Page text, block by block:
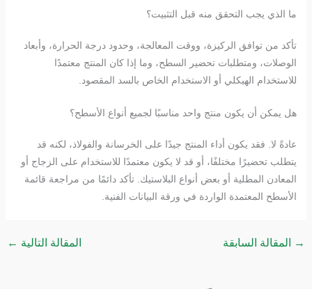
ما الذي يجب التحقق منه قبل التثبيت؟
تأكد من توافق الركيزة، ووقت المعالجة، وحدود درجة الحرارة، وأبعاد
الوصلات، ومتطلبات تحضير السطح، وما إذا كان المنتج معتمدًا
للاستخدام الهيكلي أو الاستخدام الخاص بالسد المقصود.
هل يمكن أن يكون منتج واحد مناسبًا لجميع أنواع الأسطح؟
عادةً لا. فقد يكون أداء المنتج جيدًا على الخرسانة والفولاذ، لكنه قد
يتطلب تحضيرًا مختلفًا، أو قد لا يكون معتمدًا للاستخدام على الزجاج أو
المعادن المطلية أو بعض أنواع البلاستيك. تأكد دائمًا من مراجعة قائمة
الأسطح المعتمدة الواردة في ورقة البيانات الفنية.
→ المقالة السابقة المقالة التالية ←